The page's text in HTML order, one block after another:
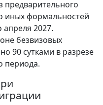
предварительного
иных формальностей
апреля 2027.
безвизовых
90 сутками в разрезе
периода.